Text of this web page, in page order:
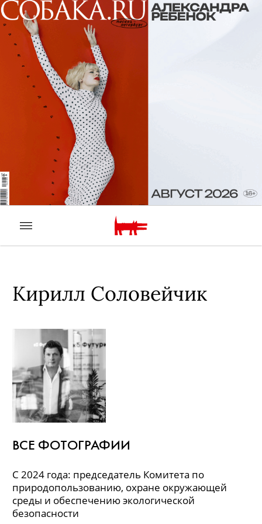
Кирилл Соловейчик
ВСЕ ФОТОГРАФИИ
С 2024 года: председатель Комитета по
природопользованию, охране окружающей
среды и обеспечению экологической
безопасности